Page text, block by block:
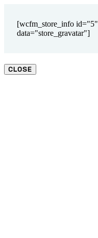
[wcfm_store_info id="5"
data="store_gravatar"]
CLOSE